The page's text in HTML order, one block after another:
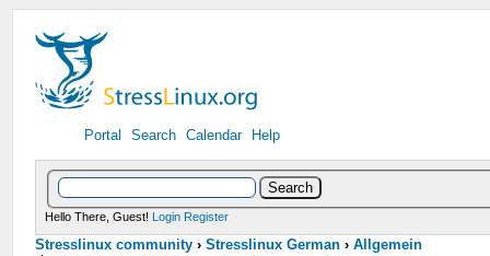
Portal Search Calendar Help
Hello There, Guest! Login Register
Stresslinux community ›Stresslinux German ›Allgemein